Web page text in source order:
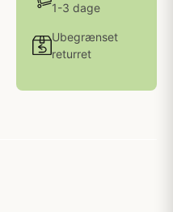
1-3 dage
Ubegrænset
returret